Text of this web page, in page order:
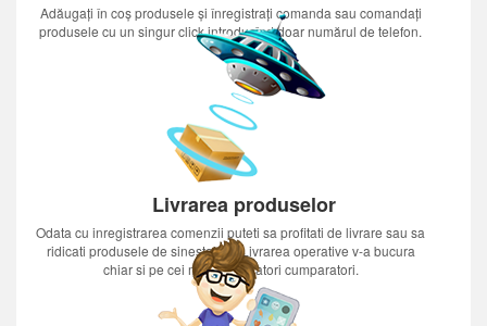
Adăugați în coș produsele și înregistrați comanda sau comandați
produsele cu un singur click introducînd doar numărul de telefon.
Livrarea produselor
Odata cu inregistrarea comenzii puteti sa profitati de livrare sau sa
ridicati produsele de sinestatator.Livrarea operative v-a bucura
chiar si pe cei mai nerabdatori cumparatori.